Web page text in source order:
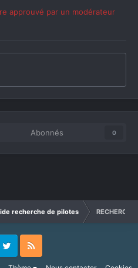
approuvé par un modérateur
Abonnés 0
recherche de pilotes
RSS